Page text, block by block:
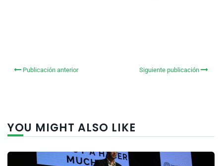
Publicación anterior Siguiente publicación
YOU MIGHT ALSO LIKE